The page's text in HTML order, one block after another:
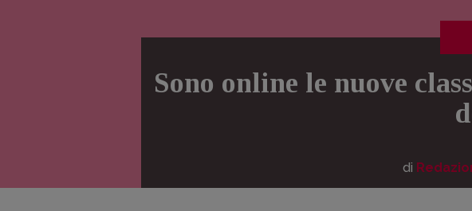
Sono online le nuove
di